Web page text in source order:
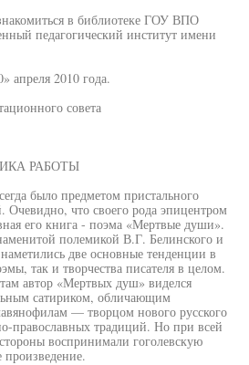
в библиотеке ГОУ ВПО
педагогический институт имени
апреля 2010 года.
совета
РАБОТЫ
было предметом пристального
Очевидно, что своего рода эпицентром
его книга - поэма «Мертвые души».
полемикой В.Г. Белинского и
две основные тенденции в
так и творчества писателя в целом.
автор «Мертвых душ» виделся
сатириком, обличающим
— творцом нового русского
православных традиций. Но при всей
воспринимали гоголевскую
произведение.